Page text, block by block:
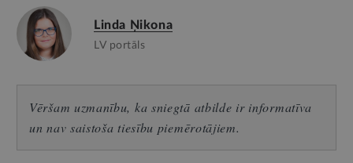
Linda Ņikona
LV portāls
Vēršam uzmanību, ka sniegtā atbilde ir informatīva
un nav saistoša tiesību piemērotājiem.